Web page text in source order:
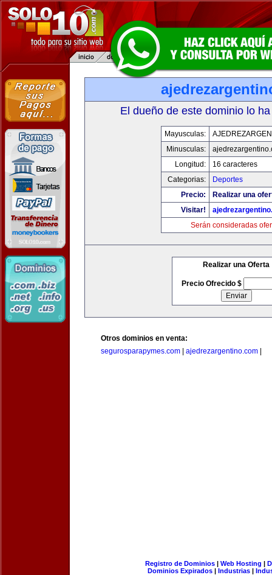
El dueño de este dominio lo
Mayusculas:
Minusculas:
Longitud:
16 caracteres
Categorias:
Deportes
Precio:
Realizar una
Visitar!
Serán consideradas
Realizar una Oferta
Precio Ofrecido $
Otros dominios en venta:
segurosparapymes.com
ajedrezargentino.com
Registro de Dominios| Web Hosting |
Dominios Expirados | Industrias |